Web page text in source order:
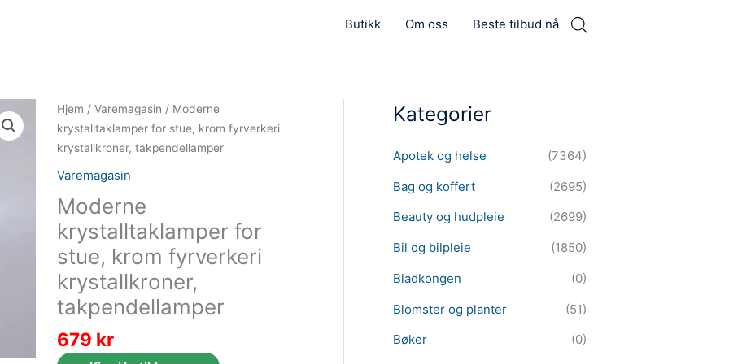
Butikk Om oss Beste tilbud nå
Hjem / Varemagasin / Moderne
krystalltaklamper for stue, krom fyrverkeri
krystallkroner, takpendellamper
Varemagasin
Moderne
krystalltaklamper for
stue, krom fyrverkeri
krystallkroner,
takpendellamper
679 kr
Kategorier
Apotek og helse
(7364)
Bag og koffert
(2695)
Beauty og hudpleie
(2699)
Bil og bilpleie
(1850)
Bladkongen
(0)
Blomster og planter
(51)
Bøker
(0)